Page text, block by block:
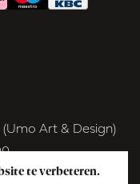
Art & Design)
te verbeteren.